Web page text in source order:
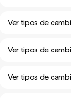
Ver tipos de
Ver tipos de
Ver tipos de